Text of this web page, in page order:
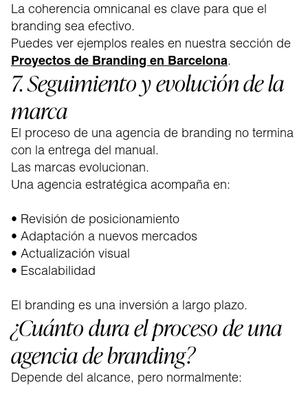
La coherencia omnicanal es clave para que el
branding sea efectivo.
Puedes ver ejemplos reales en nuestra sección de
Proyectos de Branding en Barcelona.
7. Seguimiento y evolución de la
marca
El proceso de una agencia de branding no termina
con la entrega del manual.
Las marcas evolucionan.
Una agencia estratégica acompaña en:
• Revisión de posicionamiento
• Adaptación a nuevos mercados
• Actualización visual
• Escalabilidad
El branding es una inversión a largo plazo.
¿Cuánto dura el proceso de una
agencia de branding?
Depende del alcance, pero normalmente: